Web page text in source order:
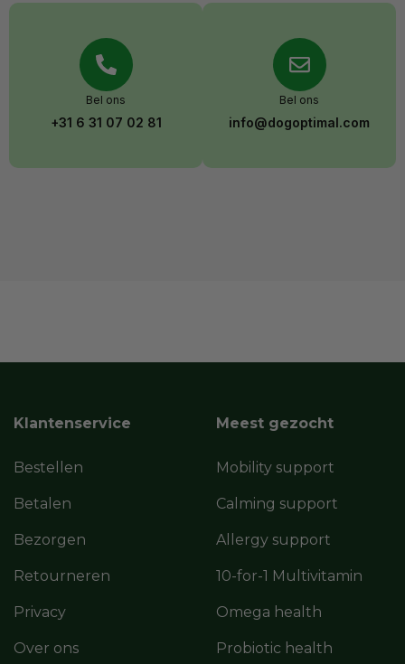
Bel ons
+31 6 31 07 02 81
Bel ons
info@dogoptimal.com
Klantenservice
Bestellen
Betalen
Bezorgen
Retourneren
Privacy
Over ons
Meest gezocht
Mobility support
Calming support
Allergy support
10-for-1 Multivitamin
Omega health
Probiotic health